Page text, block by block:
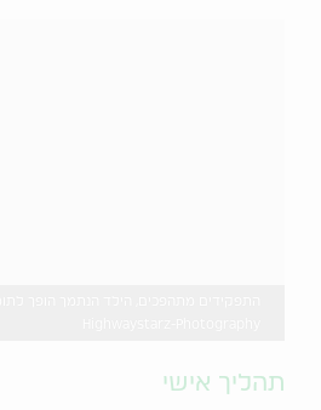
תהליך אישי